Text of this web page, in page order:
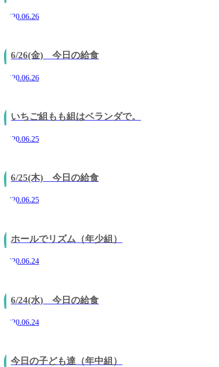
2020.06.26
6/26(金) 今日の給食
2020.06.26
いちご組もも組はベランダで。
2020.06.25
6/25(木) 今日の給食
2020.06.25
ホールでリズム（年少組）
2020.06.24
6/24(水) 今日の給食
2020.06.24
今日の子ども達（年中組）